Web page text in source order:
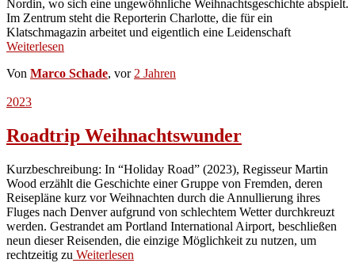
Nordin, wo sich eine ungewöhnliche Weihnachtsgeschichte abspielt.
Im Zentrum steht die Reporterin Charlotte, die für ein
Klatschmagazin arbeitet und eigentlich eine Leidenschaft
Weiterlesen
Von Marco Schade, vor 2 Jahren
2023
Roadtrip Weihnachtswunder
Kurzbeschreibung: In “Holiday Road” (2023), Regisseur Martin
Wood erzählt die Geschichte einer Gruppe von Fremden, deren
Reisepläne kurz vor Weihnachten durch die Annullierung ihres
Fluges nach Denver aufgrund von schlechtem Wetter durchkreuzt
werden. Gestrandet am Portland International Airport, beschließen
neun dieser Reisenden, die einzige Möglichkeit zu nutzen, um
rechtzeitig zu Weiterlesen